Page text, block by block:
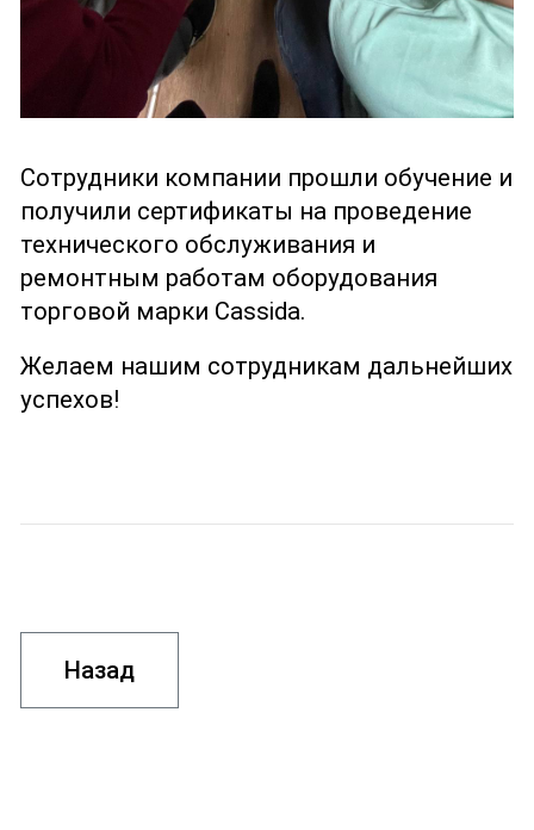
Сотрудники компании прошли обучение и
получили сертификаты на проведение
технического обслуживания и
ремонтным работам оборудования
торговой марки Cassida.
Желаем нашим сотрудникам дальнейших
успехов!
Назад